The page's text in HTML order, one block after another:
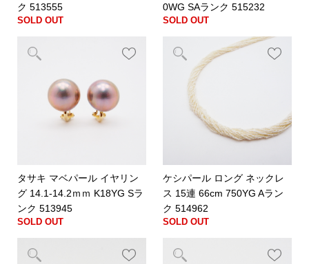
ク 513555
SOLD OUT
0WG SAランク 515232
SOLD OUT
タサキ マベパール イヤリン
グ 14.1-14.2ｍｍ K18YG Sラ
ンク 513945
SOLD OUT
ケシパール ロング ネックレ
ス 15連 66cm 750YG Aラン
ク 514962
SOLD OUT